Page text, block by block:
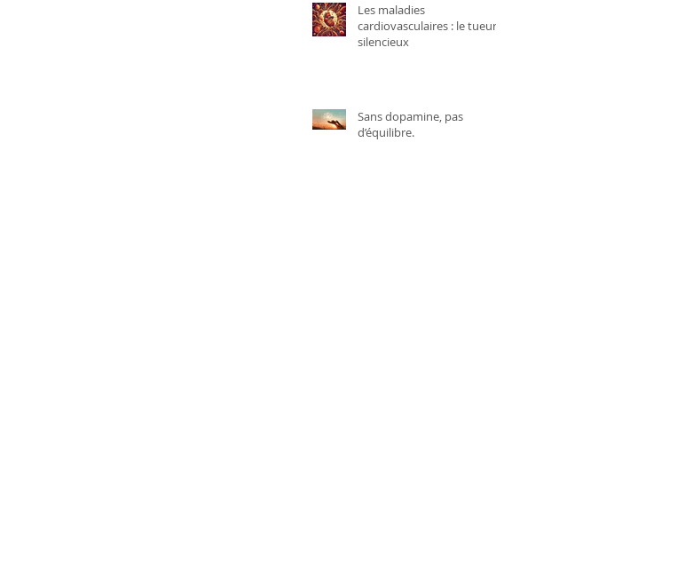
Les maladies
cardiovasculaires : le tueur
silencieux
Sans dopamine, pas
d’équilibre.